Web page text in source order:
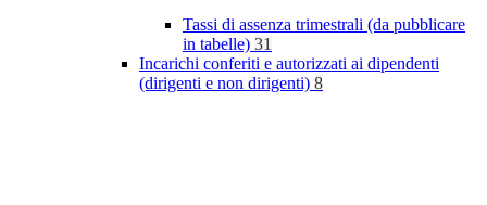
Tassi di assenza trimestrali (da pubblicare
in tabelle) 31
Incarichi conferiti e autorizzati ai dipendenti
(dirigenti e non dirigenti) 8